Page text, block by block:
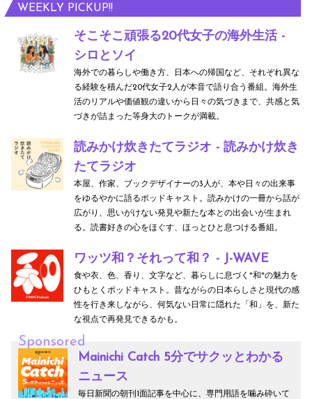
WEEKLY PICKUP!!
そこそこ頑張る20代女子の海外生活 -
シロとソイ
海外での暮らしや働き方、日本への帰国など、それぞれ異な
る経験を積んだ20代女子2人が本音で語り合う番組。海外生
活のリアルや価値観の違いから日々の気づきまで、共感と気
づきが詰まった等身大のトークが満載。
読みかけ炊きたてラジオ - 読みかけ炊き
たてラジオ
本屋、作家、ブックデザイナーの3人が、本や日々の出来事
をゆるやかに語るポッドキャスト。読みかけの一冊から話が
広がり、思いがけない発見や新たな本との出会いが生まれ
る。読書好きの心をほぐす、ほっとひと息つける番組。
ワッツ和？それって和？ - J-WAVE
食や衣、色、香り、文字など、暮らしに息づく"和"の魅力を
ひもとくポッドキャスト。昔ながらの日本らしさと現代の感
性を行き来しながら、何気ない日常に隠れた「和」を、新た
な視点で再発見できるかも。
Sponsored
Mainichi Catch 5分でサクッとわかる
ニュース
毎日新聞の朝刊1面記事を中心に、専門用語を噛み砕いて